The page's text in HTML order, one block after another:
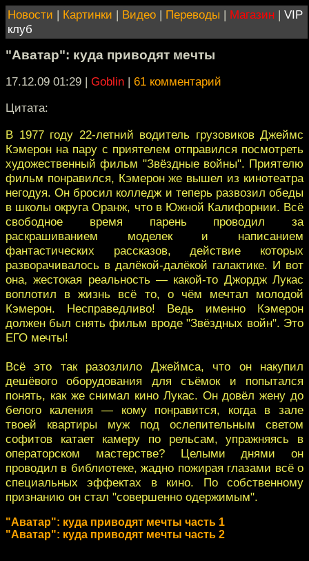
Новости | Картинки | Видео | Переводы | Магазин | VIP
клуб
"Аватар": куда приводят мечты
17.12.09 01:29 | Goblin | 61 комментарий
Цитата:
В 1977 году 22-летний водитель грузовиков Джеймс
Кэмерон на пару с приятелем отправился посмотреть
художественный фильм "Звёздные войны". Приятелю
фильм понравился, Кэмерон же вышел из кинотеатра
негодуя. Он бросил колледж и теперь развозил обеды
в школы округа Оранж, что в Южной Калифорнии. Всё
свободное время парень проводил за
раскрашиванием моделек и написанием
фантастических рассказов, действие которых
разворачивалось в далёкой-далёкой галактике. И вот
она, жестокая реальность — какой-то Джордж Лукас
воплотил в жизнь всё то, о чём мечтал молодой
Кэмерон. Несправедливо! Ведь именно Кэмерон
должен был снять фильм вроде "Звёздных войн". Это
ЕГО мечты!
Всё это так разозлило Джеймса, что он накупил
дешёвого оборудования для съёмок и попытался
понять, как же снимал кино Лукас. Он довёл жену до
белого каления — кому понравится, когда в зале
твоей квартиры муж под ослепительным светом
софитов катает камеру по рельсам, упражняясь в
операторском мастерстве? Целыми днями он
проводил в библиотеке, жадно пожирая глазами всё о
специальных эффектах в кино. По собственному
признанию он стал "совершенно одержимым".
"Аватар": куда приводят мечты часть 1
"Аватар": куда приводят мечты часть 2